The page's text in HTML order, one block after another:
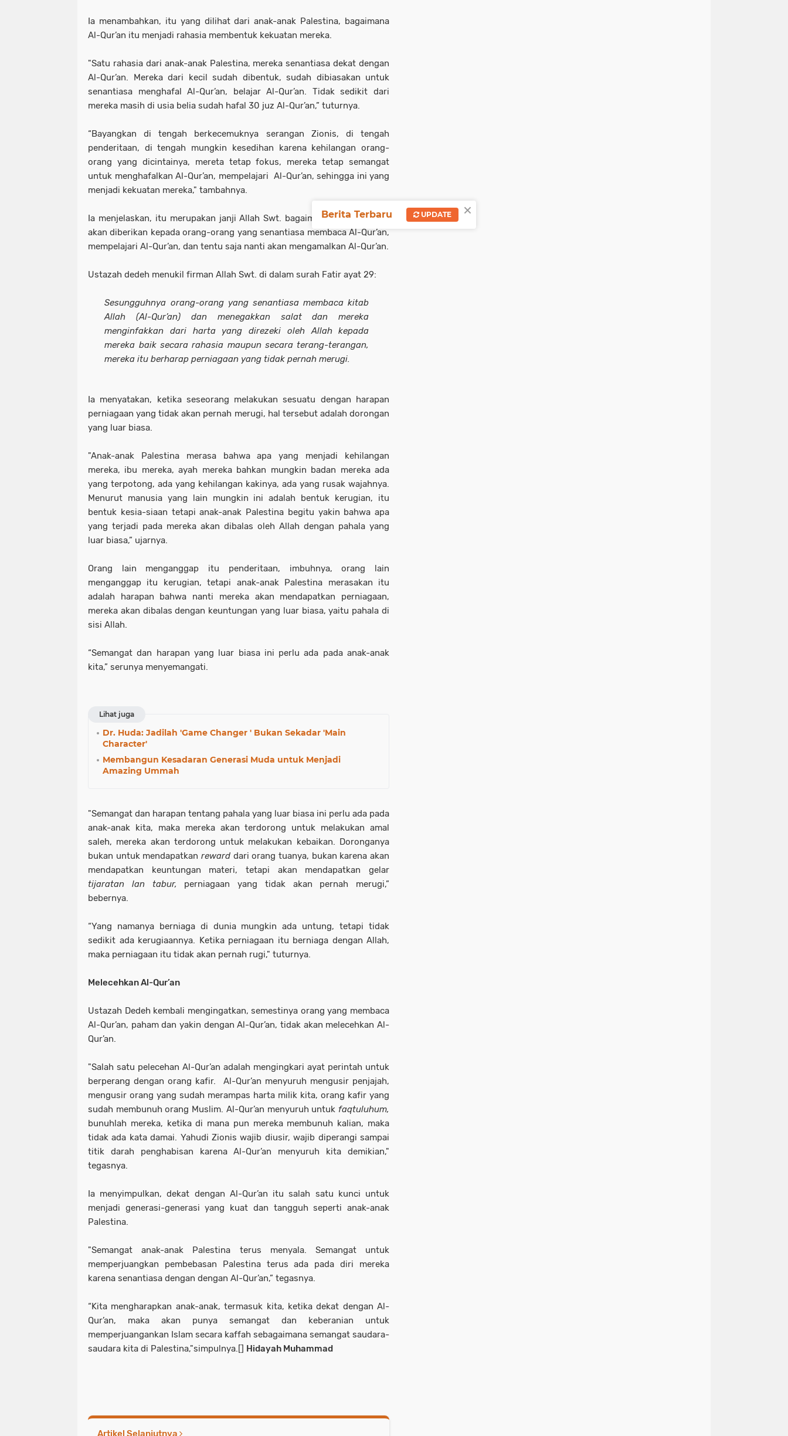
Ia menambahkan, itu yang dilihat dari anak-anak Palestina, bagaimana
Al-Qur’an itu menjadi rahasia membentuk kekuatan mereka.
"Satu rahasia dari anak-anak Palestina, mereka senantiasa dekat dengan
Al-Qur’an. Mereka dari kecil sudah dibentuk, sudah dibiasakan untuk
senantiasa menghafal Al-Qur’an, belajar Al-Qur’an. Tidak sedikit dari
mereka masih di usia belia sudah hafal 30 juz Al-Qur’an,” tuturnya.
“Bayangkan di tengah berkecemuknya serangan Zionis, di tengah
penderitaan, di tengah mungkin kesedihan karena kehilangan orang-
orang yang dicintainya, mereta tetap fokus, mereka tetap semangat
untuk menghafalkan Al-Qur’an, mempelajari Al-Qur’an, sehingga ini yang
menjadi kekuatan mereka," tambahnya.
Ia menjelaskan, itu merupakan janji Allah Swt. bagaimana keistimewaan
akan diberikan kepada orang-orang yang senantiasa membaca Al-Qur’an,
mempelajari Al-Qur’an, dan tentu saja nanti akan mengamalkan Al-Qur’an.
Ustazah dedeh menukil firman Allah Swt. di dalam surah Fatir ayat 29:
Sesungguhnya orang-orang yang senantiasa membaca kitab
Allah (Al-Qur’an) dan menegakkan salat dan mereka
menginfakkan dari harta yang direzeki oleh Allah kepada
mereka baik secara rahasia maupun secara terang-terangan,
mereka itu berharap perniagaan yang tidak pernah merugi.
Ia menyatakan, ketika seseorang melakukan sesuatu dengan harapan
perniagaan yang tidak akan pernah merugi, hal tersebut adalah dorongan
yang luar biasa.
"Anak-anak Palestina merasa bahwa apa yang menjadi kehilangan
mereka, ibu mereka, ayah mereka bahkan mungkin badan mereka ada
yang terpotong, ada yang kehilangan kakinya, ada yang rusak wajahnya.
Menurut manusia yang lain mungkin ini adalah bentuk kerugian, itu
bentuk kesia-siaan tetapi anak-anak Palestina begitu yakin bahwa apa
yang terjadi pada mereka akan dibalas oleh Allah dengan pahala yang
luar biasa,” ujarnya.
Orang lain menganggap itu penderitaan, imbuhnya, orang lain
menganggap itu kerugian, tetapi anak-anak Palestina merasakan itu
adalah harapan bahwa nanti mereka akan mendapatkan perniagaan,
mereka akan dibalas dengan keuntungan yang luar biasa, yaitu pahala di
sisi Allah.
“Semangat dan harapan yang luar biasa ini perlu ada pada anak-anak
kita,” serunya menyemangati.
Lihat juga
Dr. Huda: Jadilah 'Game Changer ' Bukan Sekadar 'Main
Character'
Membangun Kesadaran Generasi Muda untuk Menjadi
Amazing Ummah
"Semangat dan harapan tentang pahala yang luar biasa ini perlu ada pada
anak-anak kita, maka mereka akan terdorong untuk melakukan amal
saleh, mereka akan terdorong untuk melakukan kebaikan. Doronganya
bukan untuk mendapatkan reward dari orang tuanya, bukan karena akan
mendapatkan keuntungan materi, tetapi akan mendapatkan gelar
tijaratan lan tabur, perniagaan yang tidak akan pernah merugi,”
bebernya.
“Yang namanya berniaga di dunia mungkin ada untung, tetapi tidak
sedikit ada kerugiaannya. Ketika perniagaan itu berniaga dengan Allah,
maka perniagaan itu tidak akan pernah rugi," tuturnya.
Melecehkan Al-Qur’an
Ustazah Dedeh kembali mengingatkan, semestinya orang yang membaca
Al-Qur’an, paham dan yakin dengan Al-Qur’an, tidak akan melecehkan Al-
Qur’an.
"Salah satu pelecehan Al-Qur’an adalah mengingkari ayat perintah untuk
berperang dengan orang kafir. Al-Qur’an menyuruh mengusir penjajah,
mengusir orang yang sudah merampas harta milik kita, orang kafir yang
sudah membunuh orang Muslim. Al-Qur’an menyuruh untuk faqtuluhum,
bunuhlah mereka, ketika di mana pun mereka membunuh kalian, maka
tidak ada kata damai. Yahudi Zionis wajib diusir, wajib diperangi sampai
titik darah penghabisan karena Al-Qur’an menyuruh kita demikian,"
tegasnya.
Ia menyimpulkan, dekat dengan Al-Qur’an itu salah satu kunci untuk
menjadi generasi-generasi yang kuat dan tangguh seperti anak-anak
Palestina.
"Semangat anak-anak Palestina terus menyala. Semangat untuk
memperjuangkan pembebasan Palestina terus ada pada diri mereka
karena senantiasa dengan dengan Al-Qur’an,” tegasnya.
“Kita mengharapkan anak-anak, termasuk kita, ketika dekat dengan Al-
Qur’an, maka akan punya semangat dan keberanian untuk
memperjuangankan Islam secara kaffah sebagaimana semangat saudara-
saudara kita di Palestina,"simpulnya.[] Hidayah Muhammad
×
Berita Terbaru UPDATE